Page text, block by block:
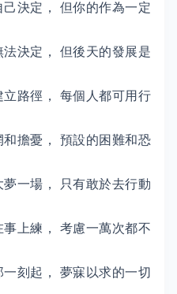
決定， 但你的作為一定
決定， 但後天的發展是
路徑， 每個人都可用行
擔憂， 預設的困難和恐
一場， 只有敢於去行動
上練， 考慮一萬次都不
刻起， 夢寐以求的一切